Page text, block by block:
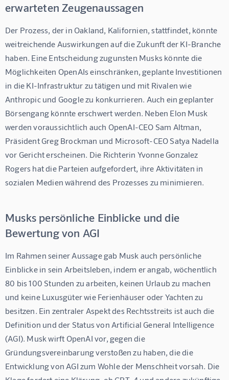
erwarteten Zeugenaussagen
Der Prozess, der in Oakland, Kalifornien, stattfindet, könnte
weitreichende Auswirkungen auf die Zukunft der KI-Branche
haben. Eine Entscheidung zugunsten Musks könnte die
Möglichkeiten OpenAIs einschränken, geplante Investitionen
in die KI-Infrastruktur zu tätigen und mit Rivalen wie
Anthropic und Google zu konkurrieren. Auch ein geplanter
Börsengang könnte erschwert werden. Neben Elon Musk
werden voraussichtlich auch OpenAI-CEO Sam Altman,
Präsident Greg Brockman und Microsoft-CEO Satya Nadella
vor Gericht erscheinen. Die Richterin Yvonne Gonzalez
Rogers hat die Parteien aufgefordert, ihre Aktivitäten in
sozialen Medien während des Prozesses zu minimieren.
Musks persönliche Einblicke und die
Bewertung von AGI
Im Rahmen seiner Aussage gab Musk auch persönliche
Einblicke in sein Arbeitsleben, indem er angab, wöchentlich
80 bis 100 Stunden zu arbeiten, keinen Urlaub zu machen
und keine Luxusgüter wie Ferienhäuser oder Yachten zu
besitzen. Ein zentraler Aspekt des Rechtsstreits ist auch die
Definition und der Status von Artificial General Intelligence
(AGI). Musk wirft OpenAI vor, gegen die
Gründungsvereinbarung verstoßen zu haben, die die
Entwicklung von AGI zum Wohle der Menschheit vorsah. Die